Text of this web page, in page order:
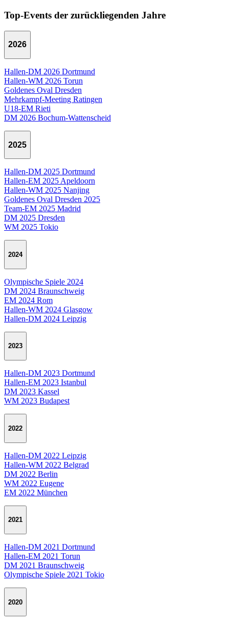
Top-Events der zurückliegenden Jahre
2026
Hallen-DM 2026 Dortmund
Hallen-WM 2026 Torun
Goldenes Oval Dresden
Mehrkampf-Meeting Ratingen
U18-EM Rieti
DM 2026 Bochum-Wattenscheid
2025
Hallen-DM 2025 Dortmund
Hallen-EM 2025 Apeldoorn
Hallen-WM 2025 Nanjing
Goldenes Oval Dresden 2025
Team-EM 2025 Madrid
DM 2025 Dresden
WM 2025 Tokio
2024
Olympische Spiele 2024
DM 2024 Braunschweig
EM 2024 Rom
Hallen-WM 2024 Glasgow
Hallen-DM 2024 Leipzig
2023
Hallen-DM 2023 Dortmund
Hallen-EM 2023 Istanbul
DM 2023 Kassel
WM 2023 Budapest
2022
Hallen-DM 2022 Leipzig
Hallen-WM 2022 Belgrad
DM 2022 Berlin
WM 2022 Eugene
EM 2022 München
2021
Hallen-DM 2021 Dortmund
Hallen-EM 2021 Torun
DM 2021 Braunschweig
Olympische Spiele 2021 Tokio
2020